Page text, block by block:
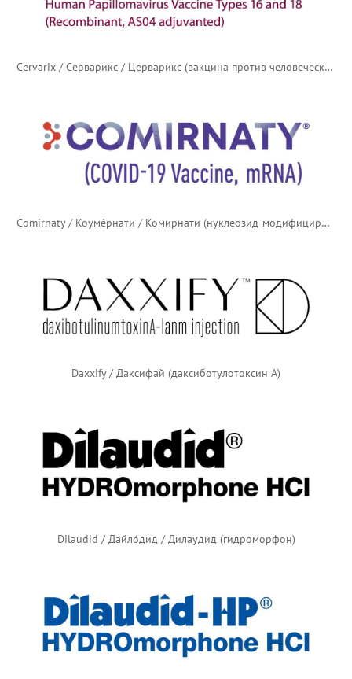
Cervarix / Серварикс / Церварикс (вакцина против человеческого папилломавируса)
Comirnaty / Коумё́рнати / Комирнати (нуклеозид-модифицированная мРНК-вакцина против COVID-19)
Daxxify / Даксифай (даксиботулотоксин А)
Dilaudid / Дайло́дид / Дилаудид (гидроморфон)